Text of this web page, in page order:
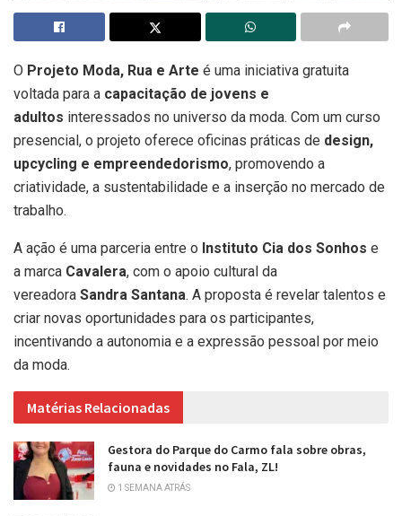
O Projeto Moda, Rua e Arte é uma iniciativa gratuita
voltada para a capacitação de jovens e
adultos interessados no universo da moda. Com um curso
presencial, o projeto oferece oficinas práticas de design,
upcycling e empreendedorismo, promovendo a
criatividade, a sustentabilidade e a inserção no mercado de
trabalho.
A ação é uma parceria entre o Instituto Cia dos Sonhos e
a marca Cavalera, com o apoio cultural da
vereadora Sandra Santana. A proposta é revelar talentos e
criar novas oportunidades para os participantes,
incentivando a autonomia e a expressão pessoal por meio
da moda.
Matérias Relacionadas
Gestora do Parque do Carmo fala sobre obras,
fauna e novidades no Fala, ZL!
1 SEMANA ATRÁS